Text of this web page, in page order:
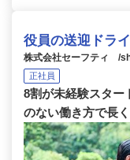
役員の送迎ドラ
株式会社セーフティ /
正社員
8割が未経験スター
のない働き方で長